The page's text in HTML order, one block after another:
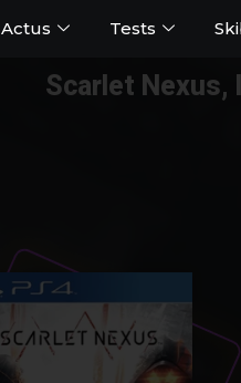
Actus Tests
Scarlet Nexus,